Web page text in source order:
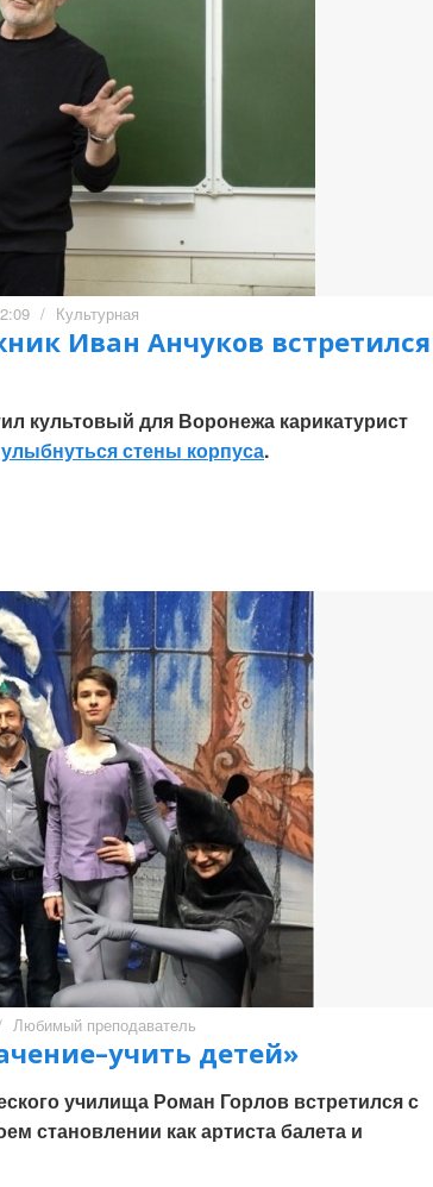
/ Культурная
Иван Анчуков встретился
культовый для Воронежа карикатурист
стены корпуса.
Любимый преподаватель
детей»
училища Роман Горлов встретился с
становлении как артиста балета и